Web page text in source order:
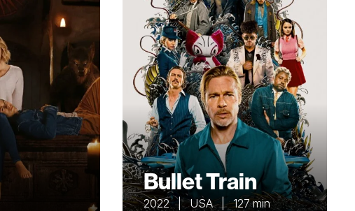
Bullet Train
2022 | USA | 127 min